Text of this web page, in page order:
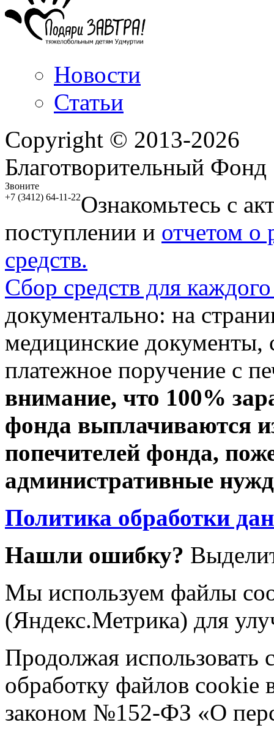
Новости
Статьи
Copyright © 2013-2026
Благотворительный
Звоните
+7 (3412) 64-11-22Ознакомьтесь с
поступлении и отчетом о
средств.
Сбор средств для
документально: на
медицинские документы,
платежное поручение с
внимание, что 100%
фонда выплачиваются
попечителей фонда,
административные
Политика обработки
Нашли ошибку?
Мы используем файлы
(Яндекс.Метрика) для
Продолжая использовать
обработку файлов cookie
законом №152-ФЗ «О